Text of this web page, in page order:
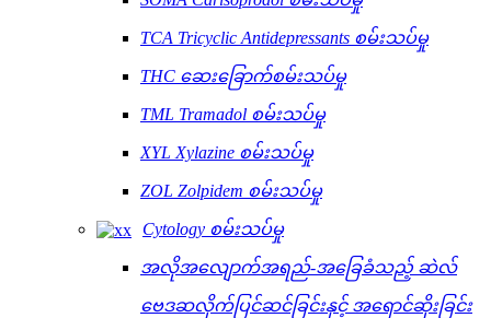
TCA Tricyclic Antidepressants စမ်းသပ်မှု
THC ဆေးခြောက်စမ်းသပ်မှု
TML Tramadol စမ်းသပ်မှု
XYL Xylazine စမ်းသပ်မှု
ZOL Zolpidem စမ်းသပ်မှု
Cytology စမ်းသပ်မှု
အလိုအလျောက်အရည်-အခြေခံသည့် ဆဲလ်
ဗေဒဆလိုက်ပြင်ဆင်ခြင်းနှင့် အရောင်ဆိုးခြင်း